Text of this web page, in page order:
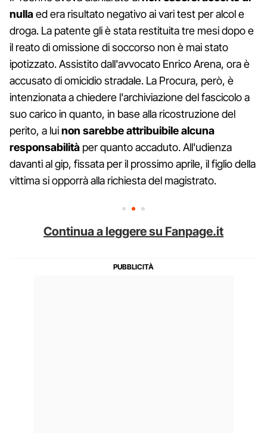
nullaed era risultato negativo ai vari test per alcol e
droga. La patente gli è stata restituita tre mesi dopo e
il reato di omissione di soccorso non è mai stato
ipotizzato. Assistito dall'avvocato Enrico Arena, ora è
accusato di omicidio stradale. La Procura, però, è
intenzionata a chiedere l'archiviazione del fascicolo a
suo carico in quanto, in base alla ricostruzione del
perito, a luinon sarebbe attribuibile alcuna
responsabilità per quanto accaduto. All'udienza
davanti al gip, fissata per il prossimo aprile, il figlio della
vittima si opporrà alla richiesta del magistrato.
Continua a leggere su Fanpage.it